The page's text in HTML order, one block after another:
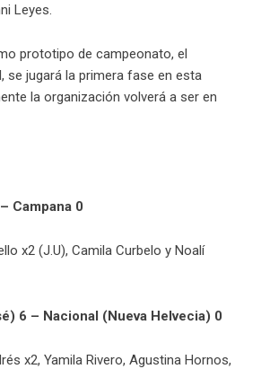
Leyes.
prototipo de campeonato, el
se jugará la primera fase en esta
la organización volverá a ser en
Campana 0
x2 (J.U), Camila Curbelo y Noalí
6 – Nacional (Nueva Helvecia) 0
x2, Yamila Rivero, Agustina Hornos,